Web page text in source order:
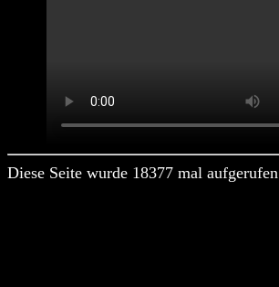
Diese Seite wurde 18377 mal aufgerufen